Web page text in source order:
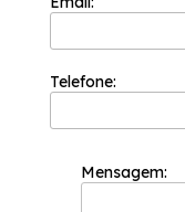
Telefone:
Mensagem: